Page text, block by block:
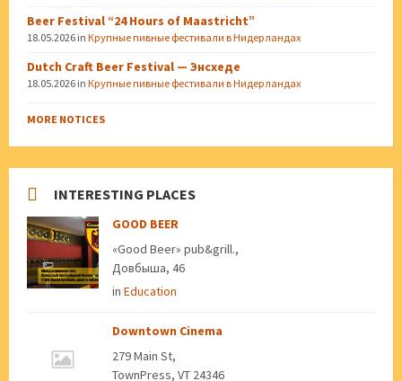
Beer Festival “24 Hours of Maastricht”
18.05.2026 in Крупные пивные фестивали в Нидерландах
Dutch Craft Beer Festival — Энсхеде
18.05.2026 in Крупные пивные фестивали в Нидерландах
MORE NOTICES
INTERESTING PLACES
GOOD BEER
«Good Beer» pub&grill.,
Довбыша, 46
in Education
Downtown Cinema
279 Main St,
TownPress, VT 24346